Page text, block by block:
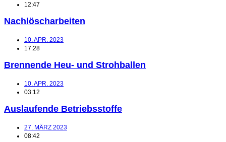
12:47
Nachlöscharbeiten
10. APR. 2023
17:28
Brennende Heu- und Strohballen
10. APR. 2023
03:12
Auslaufende Betriebsstoffe
27. MÄRZ 2023
08:42